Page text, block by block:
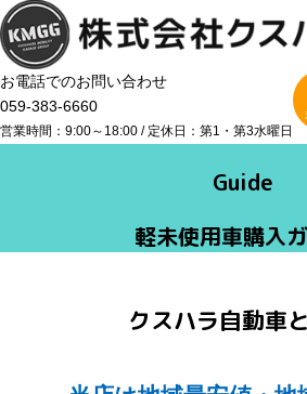
お電話でのお問い合わせ
059-383-6660
営業時間：9:00～18:00 / 定休日：第1・第3水曜日
軽未使用車購入
Guide
クスハラ自動車